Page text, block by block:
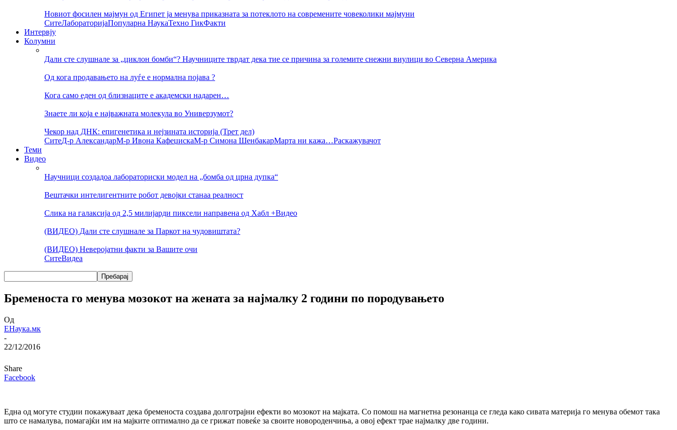
Новиот фосилен мајмун од Египет ја менува приказната за потеклото на современите човеколики мајмуни
СитеЛабораторијаПопуларна НаукаТехно ГикФакти
Интервју
Колумни
Дали сте слушнале за „циклон бомби“? Научниците тврдат дека тие се причина за големите снежни виулици во Северна Америка
Од кога продавањето на луѓе е нормална појава ?
Кога само еден од близнаците е академски надарен…
Знаете ли која е најважната молекула во Универзумот?
Чекор над ДНК: епигенетика и нејзината историја (Трет дел)
СитеД-р АлександарМ-р Ивона КафеџискаМ-р Симона ШенбакарМарта ни кажа…Раскажувачот
Теми
Видео
Научници создадоа лабораториски модел на „бомба од црна дупка“
Вештачки интелигентните робот девојки станаа реалност
Слика на галаксија од 2,5 милијарди пиксели направена од Хабл +Видео
(ВИДЕО) Дали сте слушнале за Паркот на чудовиштата?
(ВИДЕО) Неверојатни факти за Вашите очи
СитеВидеа
Бременоста го менува мозокот на жената за најмалку 2 години по породувањето
Од
ЕНаука.мк
-
22/12/2016
Share
Facebook
Една од могуте студии покажуваат дека бременоста создава долготрајни ефекти во мозокот на мајката. Со помош на магнетна резонанца се гледа како сивата материја го менува обемот така
што се намалува, помагајќи им на мајките оптимално да се грижат повеќе за своите новороденчиња, а овој ефект трае најмалку две години.